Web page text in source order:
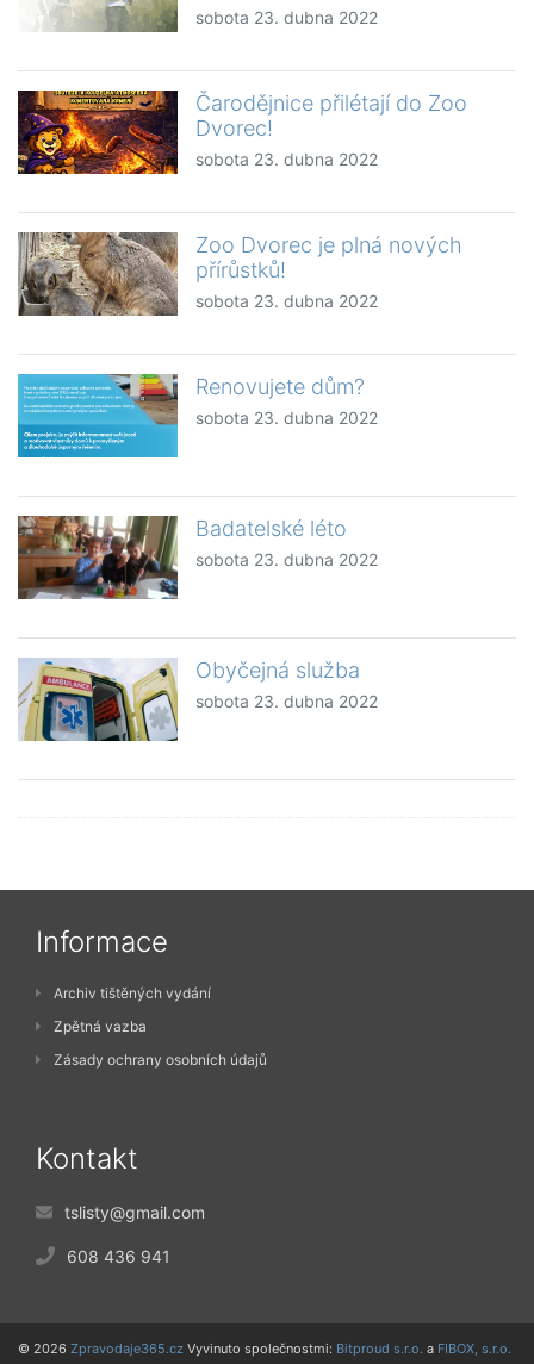
sobota 23. dubna 2022
Čarodějnice přilétají do Zoo
Dvorec!
sobota 23. dubna 2022
Zoo Dvorec je plná nových
přírůstků!
sobota 23. dubna 2022
Renovujete dům?
sobota 23. dubna 2022
Badatelské léto
sobota 23. dubna 2022
Obyčejná služba
sobota 23. dubna 2022
Informace
Archiv tištěných vydání
Zpětná vazba
Zásady ochrany osobních údajů
Kontakt
tslisty@gmail.com
608 436 941
© 2026 Zpravodaje365.cz Vyvinuto společnostmi: Bitproud s.r.o. a FIBOX, s.r.o.